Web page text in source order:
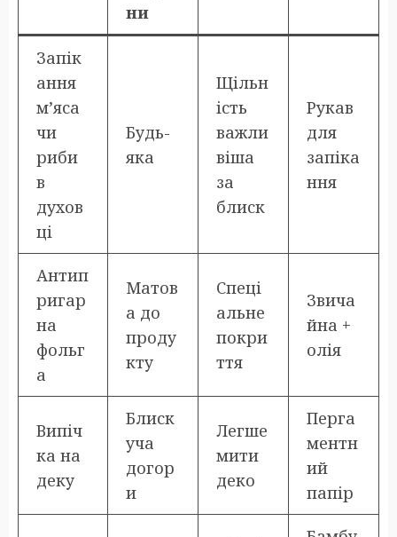
ни
Запік
ання
м’яса
чи
риби
в
духов
ці
Будь-
яка
Щільн
ість
важли
віша
за
блиск
Рукав
для
запіка
ння
Антип
ригар
на
фольг
а
Матов
а до
проду
кту
Спеці
альне
покри
ття
Звича
йна +
олія
Випіч
ка на
деку
Блиск
уча
догор
и
Легше
мити
деко
Перга
ментн
ий
папір